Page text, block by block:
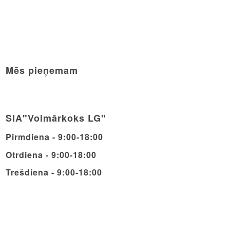
Mēs pieņemam
SIA"Volmārkoks LG"
Pirmdiena - 9:00-18:00
Otrdiena - 9:00-18:00
Trešdiena - 9:00-18:00